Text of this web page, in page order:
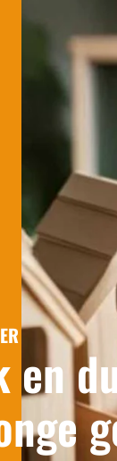
en